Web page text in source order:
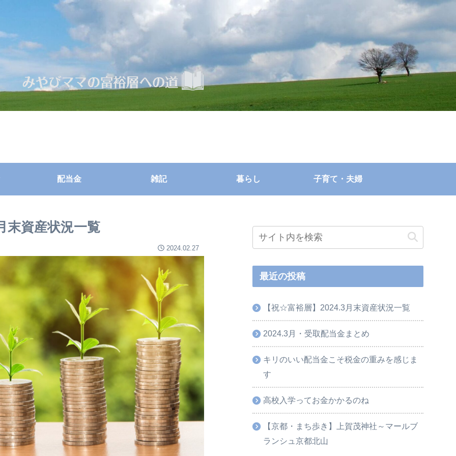
配当金 雑記 暮らし 子育て・夫婦
末資産状況一覧
2024.02.27
最近の投稿
【祝☆富裕層】2024.3月末資産状況一覧
2024.3月・受取配当金まとめ
キリのいい配当金こそ税金の重みを感じま
す
高校入学ってお金かかるのね
【京都・まち歩き】上賀茂神社～マールブ
ランシュ京都北山